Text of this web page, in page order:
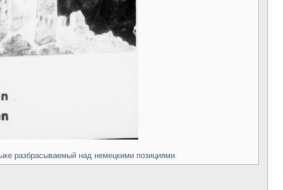
разбрасываемый над немецкими позициями.